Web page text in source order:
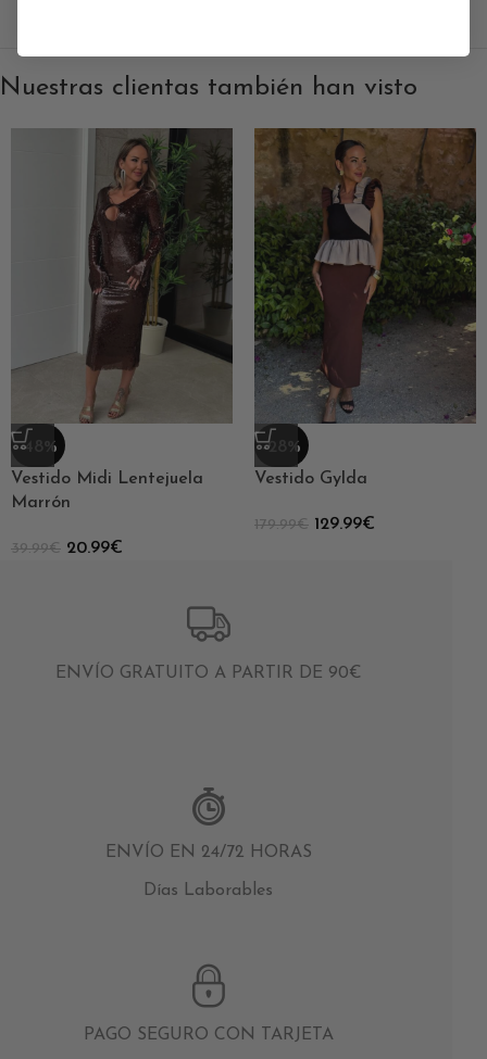
Nuestras clientas también han visto
-48%
Vestido Midi Lentejuela
Marrón
39.99€ 20.99€
-28%
Vestido Gylda
179.99€ 129.99€
ENVÍO GRATUITO A PARTIR DE 90€
ENVÍO EN 24/72 HORAS
Días Laborables
PAGO SEGURO CON TARJETA